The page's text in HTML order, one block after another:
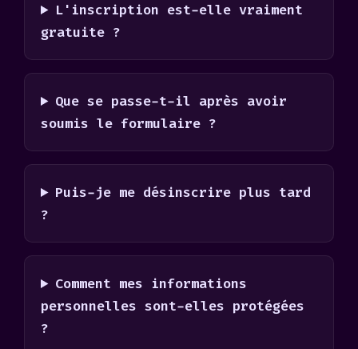
L'inscription est-elle vraiment
gratuite ?
Que se passe-t-il après avoir
soumis le formulaire ?
Puis-je me désinscrire plus tard
?
Comment mes informations
personnelles sont-elles protégées
?